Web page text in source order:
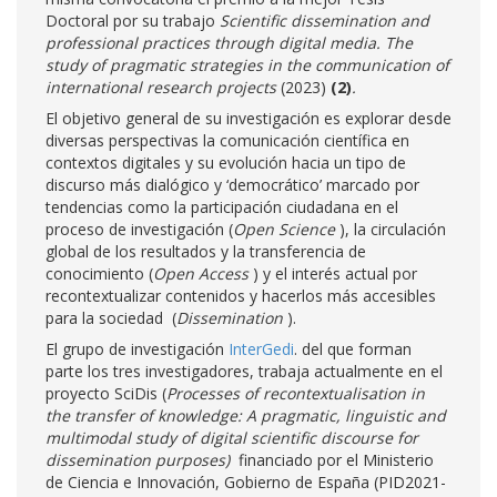
Doctoral por su trabajo Scientific dissemination and
professional practices through digital media. The
study of pragmatic strategies in the communication of
international research projects(2023) (2).
El objetivo general de su investigación es explorar desde
diversas perspectivas la comunicación científica en
contextos digitales y su evolución hacia un tipo de
discurso más dialógico y ‘democrático’ marcado por
tendencias como la participación ciudadana en el
proceso de investigación (Open Science ), la circulación
global de los resultados y la transferencia de
conocimiento (Open Access ) y el interés actual por
recontextualizar contenidos y hacerlos más accesibles
para la sociedad (Dissemination ).
El grupo de investigación InterGedi. del que forman
parte los tres investigadores, trabaja actualmente en el
proyecto SciDis (Processes of recontextualisation in
the transfer of knowledge: A pragmatic, linguistic and
multimodal study of digital scientific discourse for
dissemination purposes)financiado por el Ministerio
de Ciencia e Innovación, Gobierno de España (PID2021-